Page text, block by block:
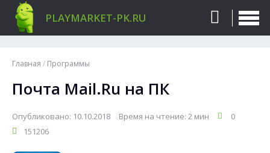
PLAYMARKET-PK.RU
Главная / Программы
Почта Mail.Ru на ПК
Опубликовано: 10.10.2018 Время на чтение: 2 мин
0
151206